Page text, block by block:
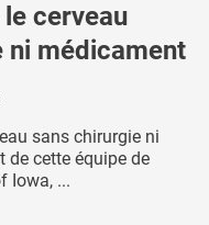
cerveau
ni médicament
sans chirurgie ni
de cette équipe de
Iowa, ...